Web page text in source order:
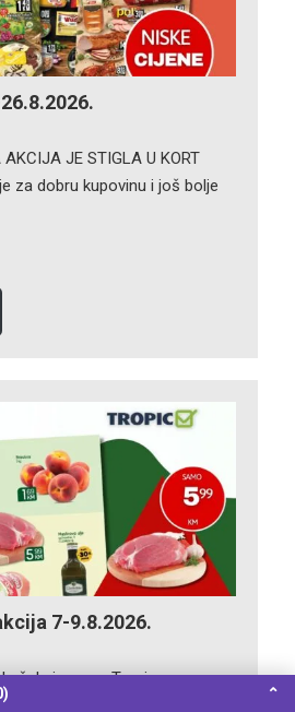
JE STIGLA U KORT
za dobru kupovinu i još bolje
7-9.8.2026.
čekaju vas u Tropic
je stvoren za dobru
⌃